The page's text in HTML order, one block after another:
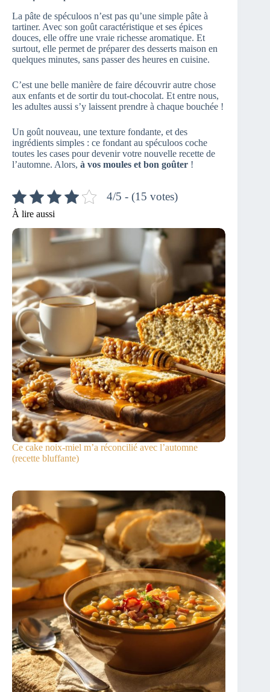
La pâte de spéculoos n’est pas qu’une simple pâte à
tartiner. Avec son goût caractéristique et ses épices
douces, elle offre une vraie richesse aromatique. Et
surtout, elle permet de préparer des desserts maison en
quelques minutes, sans passer des heures en cuisine.
C’est une belle manière de faire découvrir autre chose
aux enfants et de sortir du tout-chocolat. Et entre nous,
les adultes aussi s’y laissent prendre à chaque bouchée !
Un goût nouveau, une texture fondante, et des
ingrédients simples : ce fondant au spéculoos coche
toutes les cases pour devenir votre nouvelle recette de
l’automne. Alors, à vos moules et bon goûter !
4/5 - (15 votes)
À lire aussi
Ce cake noix-miel m’a réconcilié avec l’automne
(recette bluffante)